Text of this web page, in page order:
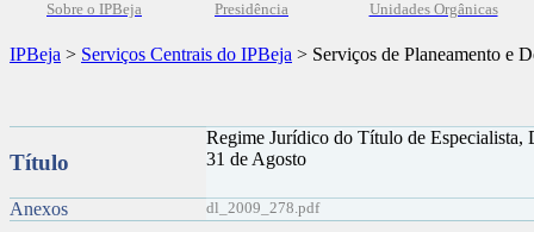
Sobre o IPBeja Presidência Unidades Orgânicas
IPBeja > Serviços Centrais do IPBeja > Serviços de Planeamento e
Título
Regime Jurídico do Título de Especialista,
31 de Agosto
Anexos dl_2009_278.pdf